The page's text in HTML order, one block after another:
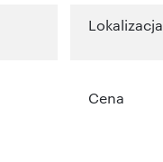
Lokalizacja
Cena